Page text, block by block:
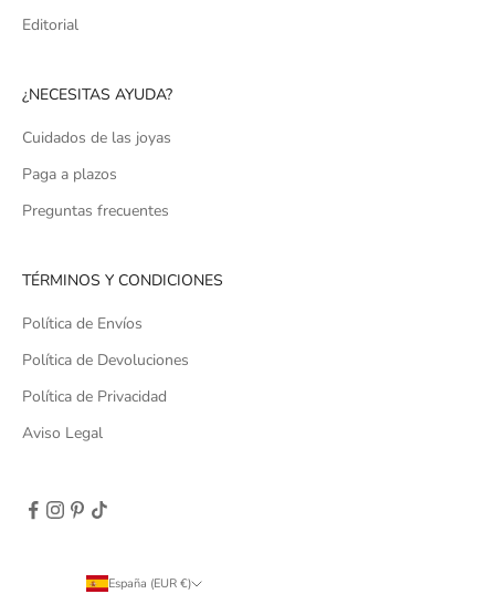
Editorial
¿NECESITAS AYUDA?
Cuidados de las joyas
Paga a plazos
Preguntas frecuentes
TÉRMINOS Y CONDICIONES
Política de Envíos
Política de Devoluciones
Política de Privacidad
Aviso Legal
España (EUR €)